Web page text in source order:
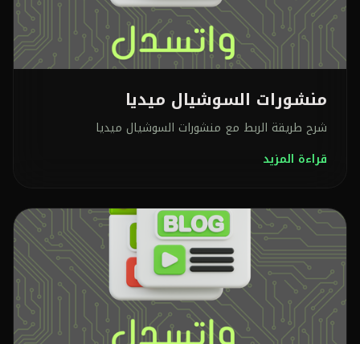
منشورات السوشيال ميديا
شرح طريقة الربط مع منشورات السوشيال ميديا
قراءة المزيد